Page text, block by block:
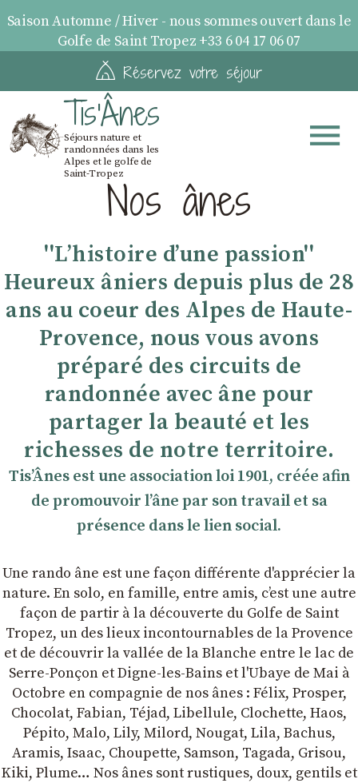
Saison Automne / Hiver - nous sommes ouvert dans le
Golfe de Saint Tropez +33 6 04 17 06 07
Réservez votre séjour
Tis'Ânes
Séjours nature et
randonnées dans les
Alpes et le golfe de
Saint-TropezNos ânes
''Lʼhistoire dʼune passion''
Heureux âniers depuis plus de 28
ans au coeur des Alpes de Haute-
Provence, nous vous avons
préparé des circuits de
randonnée avec âne pour
partager la beauté et les
richesses de notre territoire.
TisʼÂnes est une association loi 1901, créée afin
de promouvoir lʼâne par son travail et sa
présence dans le lien social.
Une rando âne est une façon différente d'apprécier la
nature. En solo, en famille, entre amis, cʼest une autre
façon de partir à la découverte du Golfe de Saint
Tropez, un des lieux incontournables de la Provence
et de découvrir la vallée de la Blanche entre le lac de
Serre-Ponçon et Digne-les-Bains et l'Ubaye de Mai à
Octobre en compagnie de nos ânes : Félix, Prosper,
Chocolat, Fabian, Téjad, Libellule, Clochette, Haos,
Pépito, Malo, Lily, Milord, Nougat, Lila, Bachus,
Aramis, Isaac, Choupette, Samson, Tagada, Grisou,
Kiki, Plume… Nos ânes sont rustiques, doux, gentils et